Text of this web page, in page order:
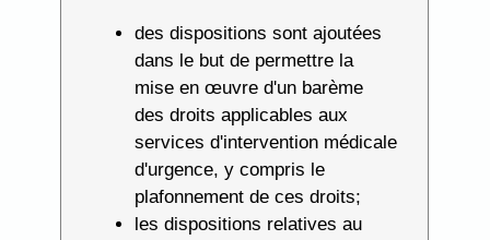
des dispositions sont ajoutées
dans le but de permettre la
mise en œuvre d'un barème
des droits applicables aux
services d'intervention médicale
d'urgence, y compris le
plafonnement de ces droits;
les dispositions relatives au